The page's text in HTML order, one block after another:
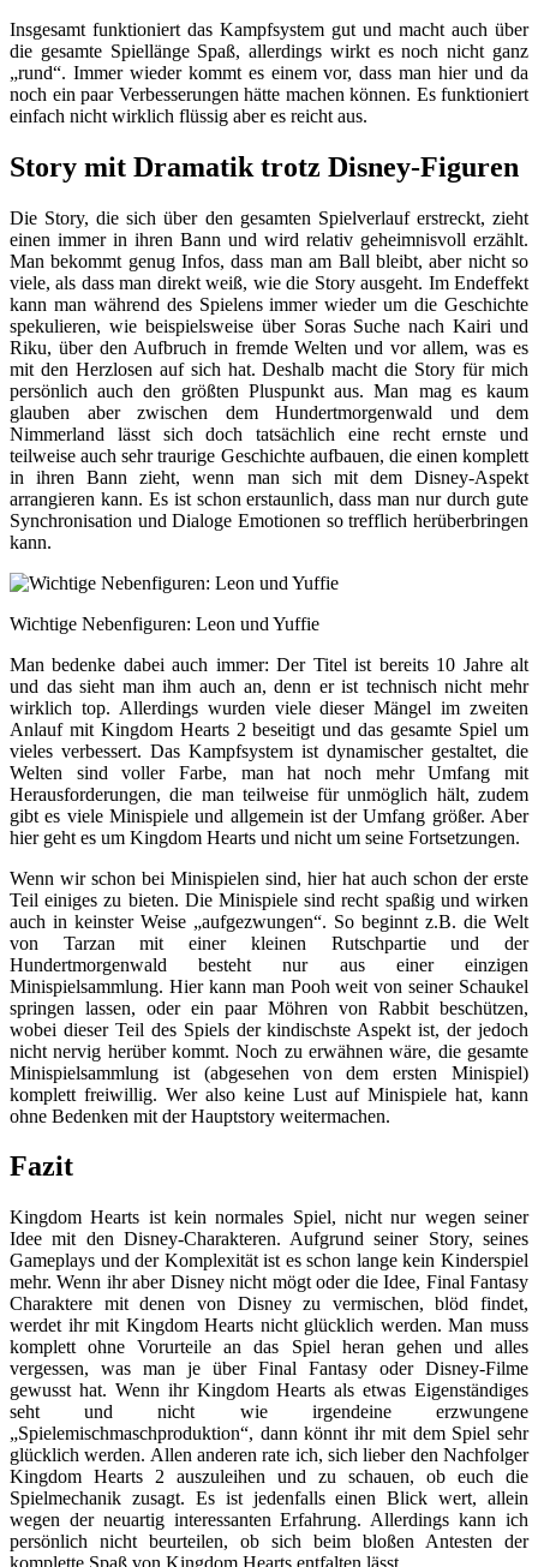
Insgesamt funktioniert das Kampfsystem gut und macht auch über
die gesamte Spiellänge Spaß, allerdings wirkt es noch nicht ganz
„rund“. Immer wieder kommt es einem vor, dass man hier und da
noch ein paar Verbesserungen hätte machen können. Es funktioniert
einfach nicht wirklich flüssig aber es reicht aus.
Story mit Dramatik trotz Disney-Figuren
Die Story, die sich über den gesamten Spielverlauf erstreckt, zieht
einen immer in ihren Bann und wird relativ geheimnisvoll erzählt.
Man bekommt genug Infos, dass man am Ball bleibt, aber nicht so
viele, als dass man direkt weiß, wie die Story ausgeht. Im Endeffekt
kann man während des Spielens immer wieder um die Geschichte
spekulieren, wie beispielsweise über Soras Suche nach Kairi und
Riku, über den Aufbruch in fremde Welten und vor allem, was es
mit den Herzlosen auf sich hat. Deshalb macht die Story für mich
persönlich auch den größten Pluspunkt aus. Man mag es kaum
glauben aber zwischen dem Hundertmorgenwald und dem
Nimmerland lässt sich doch tatsächlich eine recht ernste und
teilweise auch sehr traurige Geschichte aufbauen, die einen komplett
in ihren Bann zieht, wenn man sich mit dem Disney-Aspekt
arrangieren kann. Es ist schon erstaunlich, dass man nur durch gute
Synchronisation und Dialoge Emotionen so trefflich herüberbringen
kann.
Wichtige Nebenfiguren: Leon und Yuffie
Man bedenke dabei auch immer: Der Titel ist bereits 10 Jahre alt
und das sieht man ihm auch an, denn er ist technisch nicht mehr
wirklich top. Allerdings wurden viele dieser Mängel im zweiten
Anlauf mit Kingdom Hearts 2 beseitigt und das gesamte Spiel um
vieles verbessert. Das Kampfsystem ist dynamischer gestaltet, die
Welten sind voller Farbe, man hat noch mehr Umfang mit
Herausforderungen, die man teilweise für unmöglich hält, zudem
gibt es viele Minispiele und allgemein ist der Umfang größer. Aber
hier geht es um Kingdom Hearts und nicht um seine Fortsetzungen.
Wenn wir schon bei Minispielen sind, hier hat auch schon der erste
Teil einiges zu bieten. Die Minispiele sind recht spaßig und wirken
auch in keinster Weise „aufgezwungen“. So beginnt z.B. die Welt
von Tarzan mit einer kleinen Rutschpartie und der
Hundertmorgenwald besteht nur aus einer einzigen
Minispielsammlung. Hier kann man Pooh weit von seiner Schaukel
springen lassen, oder ein paar Möhren von Rabbit beschützen,
wobei dieser Teil des Spiels der kindischste Aspekt ist, der jedoch
nicht nervig herüber kommt. Noch zu erwähnen wäre, die gesamte
Minispielsammlung ist (abgesehen von dem ersten Minispiel)
komplett freiwillig. Wer also keine Lust auf Minispiele hat, kann
ohne Bedenken mit der Hauptstory weitermachen.
Fazit
Kingdom Hearts ist kein normales Spiel, nicht nur wegen seiner
Idee mit den Disney-Charakteren. Aufgrund seiner Story, seines
Gameplays und der Komplexität ist es schon lange kein Kinderspiel
mehr. Wenn ihr aber Disney nicht mögt oder die Idee, Final Fantasy
Charaktere mit denen von Disney zu vermischen, blöd findet,
werdet ihr mit Kingdom Hearts nicht glücklich werden. Man muss
komplett ohne Vorurteile an das Spiel heran gehen und alles
vergessen, was man je über Final Fantasy oder Disney-Filme
gewusst hat. Wenn ihr Kingdom Hearts als etwas Eigenständiges
seht und nicht wie irgendeine erzwungene
„Spielemischmaschproduktion“, dann könnt ihr mit dem Spiel sehr
glücklich werden. Allen anderen rate ich, sich lieber den Nachfolger
Kingdom Hearts 2 auszuleihen und zu schauen, ob euch die
Spielmechanik zusagt. Es ist jedenfalls einen Blick wert, allein
wegen der neuartig interessanten Erfahrung. Allerdings kann ich
persönlich nicht beurteilen, ob sich beim bloßen Antesten der